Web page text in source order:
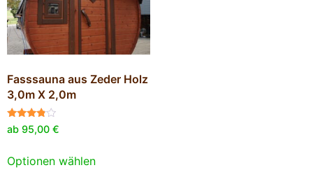
Fasssauna aus Zeder Holz
3,0m X 2,0m
Bewertet
mit
ab 95,00 €
Optionen wählen